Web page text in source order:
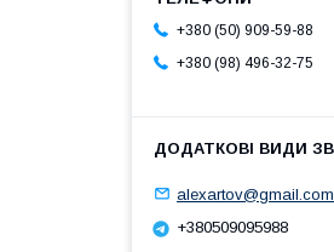
+380 (50) 909-59-88
+380 (98) 496-32-75
alexartov@gmail.com
+380509095988